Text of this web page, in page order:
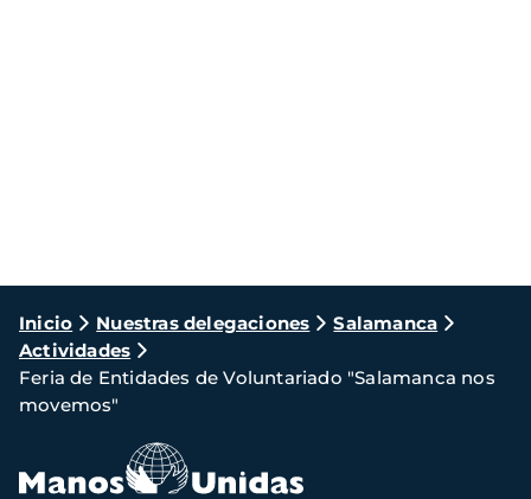
Ruta
de
navegación
Inicio Nuestras delegaciones
Salamanca
Actividades
Feria de Entidades de Voluntariado "Salamanca nos
movemos"